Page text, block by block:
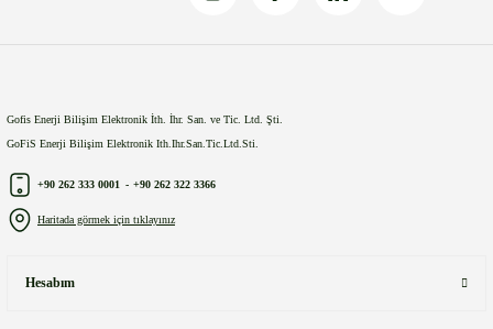
Gofis Enerji Bilişim Elektronik İth. İhr. San. ve Tic. Ltd. Şti.
GoFiS Enerji Bilişim Elektronik Ith.Ihr.San.Tic.Ltd.Sti.
+90 262 333 0001 - +90 262 322 3366
Haritada görmek için tıklayınız
Hesabım